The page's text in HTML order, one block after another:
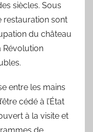
siècles. Sous
restauration sont
du château
Révolution
entre les mains
cédé à l’État
à la visite et